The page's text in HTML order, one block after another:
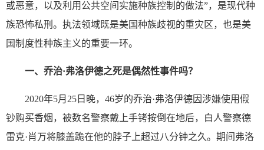
或恶意，以及利用公共空间实施种族控制的做法”，是现代种
族恐怖私刑。执法领域既是美国种族歧视的重灾区，也是美
国制度性种族主义的重要一环。
一、 乔治·弗洛伊德之死是偶然性事件吗？
2020年5月25日晚，46岁的乔治·弗洛伊德因涉嫌使用假
钞购买香烟，被数名警察戴上手铐按倒在地后，白人警察德
雷克·肖万将膝盖跪在他的脖子上超过八分钟之久。期间弗洛